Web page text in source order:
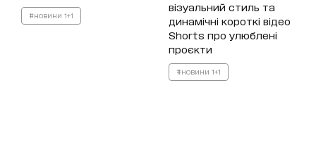
#новини 1+1
візуальний стиль та
динамічні короткі відео
Shorts про улюблені
проєкти
#новини 1+1